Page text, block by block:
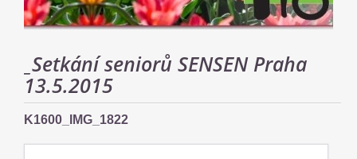
_Setkání seniorů SENSEN Praha
13.5.2015
K1600_IMG_1822